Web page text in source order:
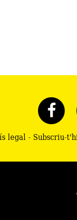
legal- Subscriu-